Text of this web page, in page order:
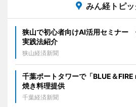
みん経トピ
狭山で初心者向けAI活用セミナー
実践法紹介
狭山経済新聞
千葉ポートタワーで「BLUE＆
焼き料理提供
千葉経済新聞